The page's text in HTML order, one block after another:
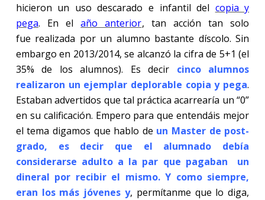
hicieron un uso descarado e infantil del copia y
pega. En elaño anterior, tan acción tan solo
fue realizada por un alumno bastante díscolo. Sin
embargo en 2013/2014, se alcanzó la cifra de 5+1 (el
35% de los alumnos). Es decir cinco alumnos
realizaron un ejemplar deplorable copia y pega.
Estaban advertidos que tal práctica acarrearía un “0”
en su calificación. Empero para que entendáis mejor
el tema digamos que hablo de un Master de post-
grado, es decir que el alumnado debía
considerarse adulto a la par que pagaban
un
dineral por recibir el mismo. Y como siempre,
eran los más jóvenes y, permítanme que lo diga,